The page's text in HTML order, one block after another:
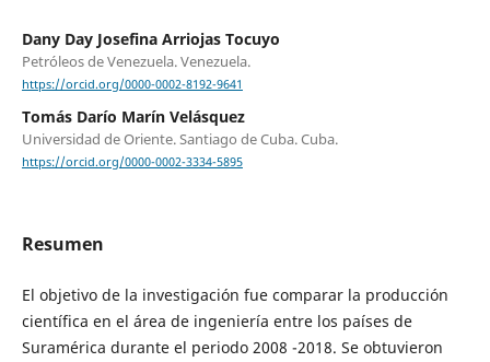
Dany Day Josefina Arriojas Tocuyo
Petróleos de Venezuela. Venezuela.
https://orcid.org/0000-0002-8192-9641
Tomás Darío Marín Velásquez
Universidad de Oriente. Santiago de Cuba. Cuba.
https://orcid.org/0000-0002-3334-5895
Resumen
El objetivo de la investigación fue comparar la producción
científica en el área de ingeniería entre los países de
Suramérica durante el periodo 2008 -2018. Se obtuvieron